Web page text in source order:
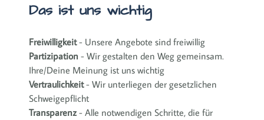
Das ist uns wichtig
Freiwilligkeit- Unsere Angebote sind freiwillig
Partizipation - Wir gestalten den Weg gemeinsam.
Ihre/Deine Meinung ist uns wichtig
Vertraulichkeit- Wir unterliegen der gesetzlichen
Schweigepflicht
Transparenz - Alle notwendigen Schritte, die für